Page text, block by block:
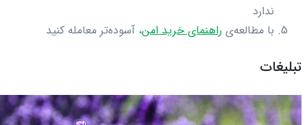
ندارد
با مطالعه‌ی راهنمای خرید امن، آسوده‌تر معامله کنید
تبلیغات